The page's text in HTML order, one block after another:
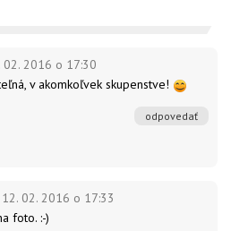
02. 2016 o 17:30
v akomkoľvek skupenstve!
odpovedať
12. 02. 2016 o 17:33
foto. :-)